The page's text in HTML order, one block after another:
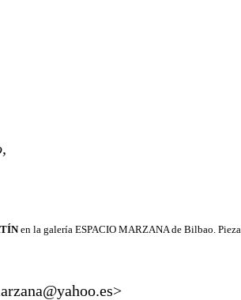
en la galería ESPACIO MARZANA de Bilbao. Pieza